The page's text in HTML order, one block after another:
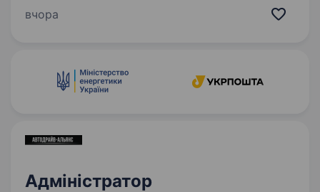
співробітників! Зараз ми шукаємо
вчора
Адміністратор